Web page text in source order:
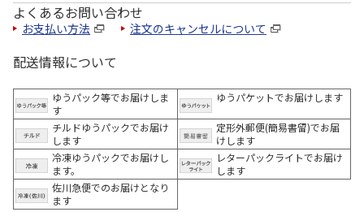
よくあるお問い合わせ
お支払い方法 注文のキャンセルについて
配送情報について
ゆうパック等でお届けしま
す
ゆうパケットでお届けします
チルドゆうパックでお届け
します
定形外郵便(簡易書留)でお届
けします
冷凍ゆうパックでお届けし
ます。
レターパックライトでお届け
します
佐川急便でのお届けとなり
ます